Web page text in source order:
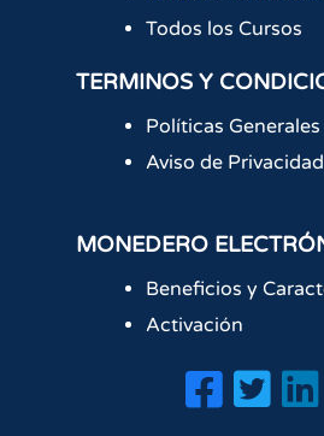
Todos los Cursos
TERMINOS Y
Políticas Generales
Aviso de Privacidad
MONEDERO
Beneficios y
Activación